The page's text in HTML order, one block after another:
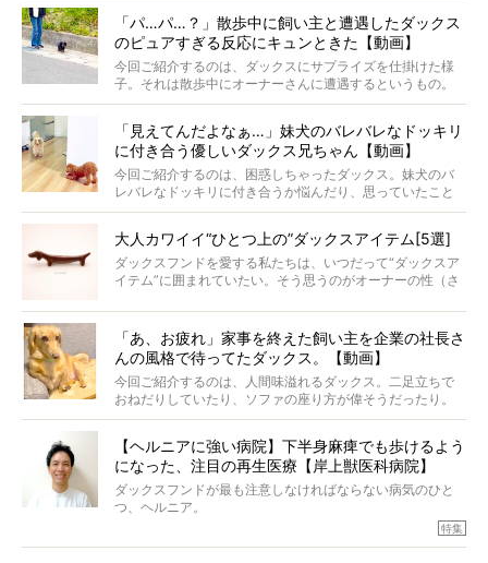
ケメンから愛されているラナは、去年の誕生日に小池さん
からプレゼントしてもらったハーネスをつけて撮影に参加
してくれました。
「パ…パ…？」散歩中に飼い主と遭遇したダックス
のピュアすぎる反応にキュンときた【動画】
今回ご紹介するのは、ダックスにサプライズを仕掛けた様
子。それは散歩中にオーナーさんに遭遇するというもの。
戸惑って歩きを止めたり、すぐに気付いて追いかけたり、
「見えてんだよなぁ…」妹犬のバレバレなドッキリ
に付き合う優しいダックス兄ちゃん【動画】
今回ご紹介するのは、困惑しちゃったダックス。妹犬のバ
レバレなドッキリに付き合うか悩んだり、思っていたこと
と違う事態に陥ったり。そんなお悩み全開なダックスの様
大人カワイイ“ひとつ上の”ダックスアイテム[5選]
ダックスフンドを愛する私たちは、いつだって“ダックスア
イテム”に囲まれていたい。そう思うのがオーナーの性（さ
ムをご紹介。
「あ、お疲れ」家事を終えた飼い主を企業の社長さ
んの風格で待ってたダックス。【動画】
今回ご紹介するのは、人間味溢れるダックス。二足立ちで
おねだりしていたり、ソファの座り方が偉そうだったり。
今にも言葉を発しそうなダックスの姿は、もう人間にしか
【ヘルニアに強い病院】下半身麻痺でも歩けるよう
になった、注目の再生医療【岸上獣医科病院】
ダックスフンドが最も注意しなければならない病気のひと
つ、ヘルニア。
特集『ヘルニアに、負けない』では、ヘルニアに強い動物
病院のご紹介や、ヘルニアを乗り越えたご家族のインタビ
特集